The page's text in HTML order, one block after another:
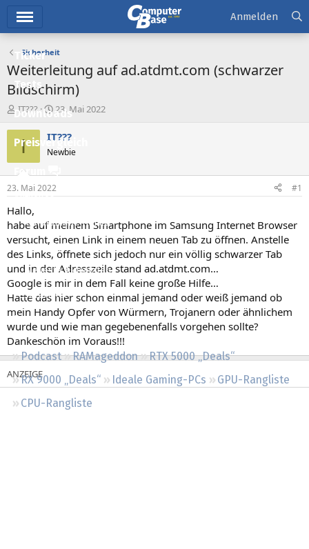
Ticker
Tests
Downloads
Preisvergleich
Forum
Aktuelles
Empfohlene Inhalte
Neue Beiträge
Neueste Aktivitäten
Leserartikel
Regeln
Podcast RAMageddon
RTX 5000 „Deals“
RX 9000 „Deals“
Ideale Gaming-PCs
GPU-Rangliste
CPU-Rangliste
Anmelden
Sicherheit
Weiterleitung auf ad.atdmt.com (schwarzer
Bildschirm)
E
r
s
t
e
r
IT???
E
r
s
e
l
t
23. Mai 2022
I IT???
Newbie
23. Mai 2022 #1
Hallo,
habe auf meinem Smartphone im Samsung Internet Browser
versucht, einen Link in einem neuen Tab zu öffnen. Anstelle
des Links, öffnete sich jedoch nur ein völlig schwarzer Tab
und in der Adresszeile stand ad.atdmt.com…
Google is mir in dem Fall keine große Hilfe…
Hatte das hier schon einmal jemand oder weiß jemand ob
mein Handy Opfer von Würmern, Trojanern oder ähnlichem
wurde und wie man gegebenenfalls vorgehen sollte?
Dankeschön im Voraus!!!